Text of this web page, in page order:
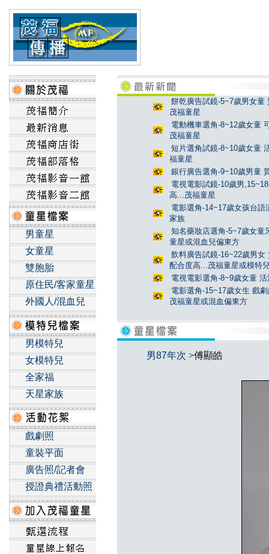
男童星
女童星
雙胞胎
原住民/客家童星
外國人/混血兒
男模特兒
女模特兒
全家福
天星家族
戲劇照
童裝平面
廣告照/記者會
授證典禮活動照
餅乾廣告試鏡-5~7歲男女
茂福童星
電動機車選角-8~12歲女童
茂福童星
短片選角試鏡-8~10歲女童
福童星
銀行廣告選角-9~10歲男童
電視電影試鏡-10歲男
高...茂福童星
電影選角-14~17歲女孩台
家族
知名藥妝店選角-5~7歲女童
童星或混血兒偏東方
飲料廣告試鏡-16~22歲男
配合度高...茂福童星或模特
電視電影選角-8~9歲女童
電影選角-15~17歲女生 戲
茂福童星或混血偏東方
男87年次 >傅顯皓